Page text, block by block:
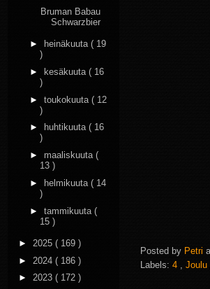
Posted by Petri
Labels: 4 Joulu
Bruman Babau
Schwarzbier
► heinäkuuta ( 19
)
►
kesäkuuta ( 16
)
► toukokuuta ( 12
)
►
huhtikuuta ( 16
)
► maaliskuuta (
13 )
►
helmikuuta ( 14
)
► tammikuuta (
15 )
► 2025 ( 169 )
► 2024 ( 186 )
► 2023 ( 172 )